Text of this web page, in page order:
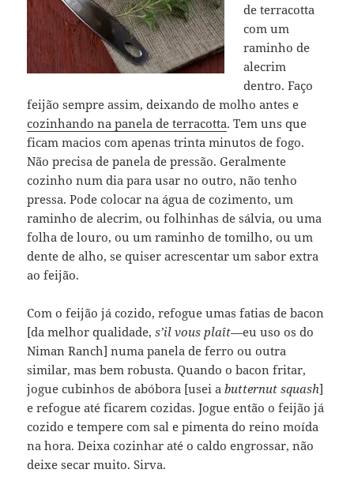
de terracotta
com um
raminho de
alecrim
dentro. Faço
feijão sempre assim, deixando de molho antes e
cozinhando na panela de terracotta. Tem uns que
ficam macios com apenas trinta minutos de fogo.
Não precisa de panela de pressão. Geralmente
cozinho num dia para usar no outro, não tenho
pressa. Pode colocar na água de cozimento, um
raminho de alecrim, ou folhinhas de sálvia, ou uma
folha de louro, ou um raminho de tomilho, ou um
dente de alho, se quiser acrescentar um sabor extra
ao feijão.
Com o feijão já cozido, refogue umas fatias de bacon
[da melhor qualidade, s’il vous plaît—eu uso os do
Niman Ranch] numa panela de ferro ou outra
similar, mas bem robusta. Quando o bacon fritar,
jogue cubinhos de abóbora [usei abutternut squash]
e refogue até ficarem cozidas. Jogue então o feijão já
cozido e tempere com sal e pimenta do reino moída
na hora. Deixa cozinhar até o caldo engrossar, não
deixe secar muito. Sirva.